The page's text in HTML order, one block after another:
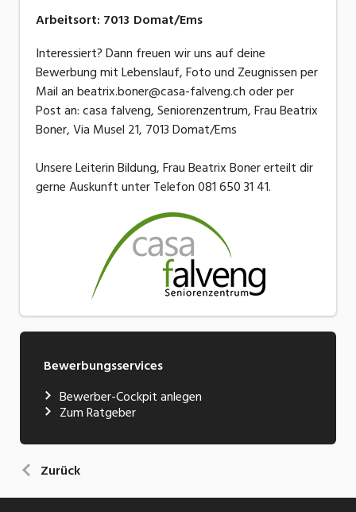
Arbeitsort: 7013 Domat/Ems
Interessiert? Dann freuen wir uns auf deine
Bewerbung mit Lebenslauf, Foto und Zeugnissen per
Mail an beatrix.boner@casa-falveng.ch oder per
Post an: casa falveng, Seniorenzentrum, Frau Beatrix
Boner, Via Musel 21, 7013 Domat/Ems
Unsere Leiterin Bildung, Frau Beatrix Boner erteilt dir
gerne Auskunft unter Telefon 081 650 31 41.
Bewerbungsservices
Bewerber-Cockpit anlegen
Zum Ratgeber
Zurück